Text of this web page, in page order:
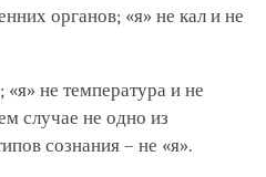
органов; «я» не кал и не
не температура и не
случае не одно из
сознания – не «я».